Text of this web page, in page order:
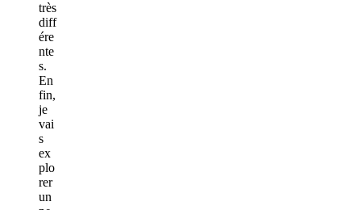
très
diff
ére
nte
s.
En
fin,
je
vai
s
ex
plo
rer
un